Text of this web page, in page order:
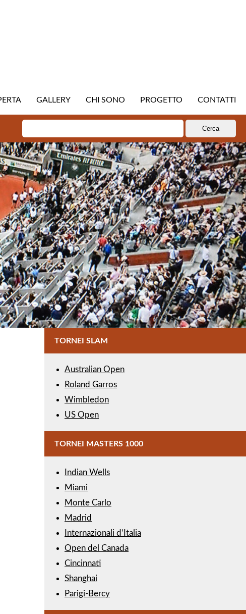
GALLERY CHI SONO PROGETTO CONTATTI
per:
TORNEI SLAM
Australian Open
Roland Garros
Wimbledon
US Open
TORNEI MASTERS 1000
Indian Wells
Miami
Monte Carlo
Madrid
Internazionali d’Italia
Open del Canada
Cincinnati
Shanghai
Parigi-Bercy